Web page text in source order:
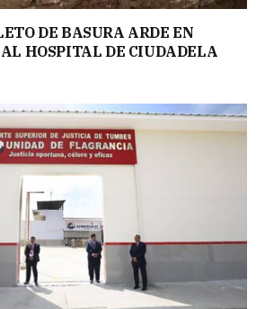
DE BASURA ARDE EN
HOSPITAL DE CIUDADELA